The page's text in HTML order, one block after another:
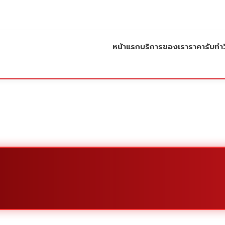
หน้าแรกบริการของเราราคารับท